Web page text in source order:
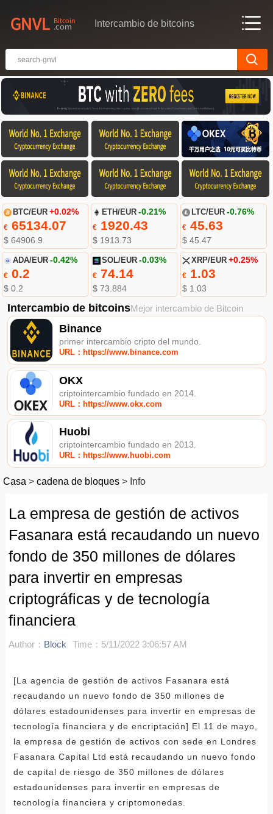
Intercambio de bitcoins
BTC/EUR +0.02%
€65134.07
$ 64906.9
ETH/EUR -0.21%
€ 1920.43
$ 1913.73
LTC/EUR -0.76%
€45.63
$ 45.47
ADA/EUR -0.42%
€0.2
$ 0.2
SOL/EUR -0.03%
€ 74.14
$ 73.884
XRP/EUR +0.25%
€1.03
$ 1.03
Intercambio de bitcoinsMejor intercambio de Bitcoin
Binance
primer intercambio cripto del mundo.
URL：https://www.binance.com
OKX
criptointercambio fundado en 2014.
URL：https://www.okx.com
Huobi
criptointercambio fundado en 2013.
URL：https://www.huobi.com
Casa > cadena de bloques > Info
La empresa de gestión de activos
Fasanara está recaudando un nuevo
fondo de 350 millones de dólares
para invertir en empresas
criptográficas y de tecnología
financiera
Author： Block Time：5/11/2022 3:06:57 AM
[La agencia de gestión de activos Fasanara está
recaudando un nuevo fondo de 350 millones de
dólares estadounidenses para invertir en empresas de
tecnología financiera y de encriptación] El 11 de mayo,
la empresa de gestión de activos con sede en Londres
Fasanara Capital Ltd está recaudando un nuevo fondo
de capital de riesgo de 350 millones de dólares
estadounidenses para invertir en empresas de
tecnología financiera y criptomonedas.